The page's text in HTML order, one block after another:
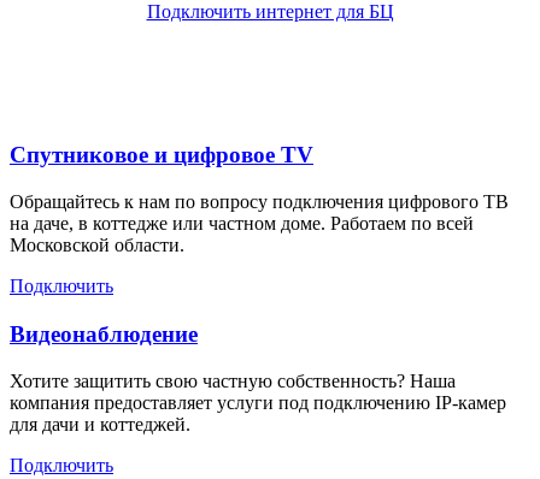
Подключить интернет для БЦ
Спутниковое и цифровое TV
Обращайтесь к нам по вопросу подключения цифрового ТВ
на даче, в коттедже или частном доме. Работаем по всей
Московской области.
Подключить
Видеонаблюдение
Хотите защитить свою частную собственность? Наша
компания предоставляет услуги под подключению IP-камер
для дачи и коттеджей.
Подключить